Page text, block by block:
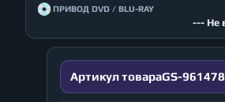
💿ПРИВОД DVD / BLU-RAY
--- Не
Артикул товараGS-961478